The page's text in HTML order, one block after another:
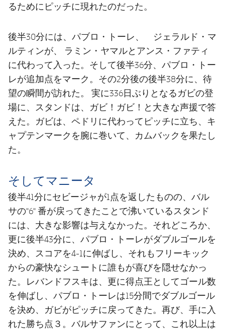
るためにピッチに現れたのだった。
後半30分には、パブロ・トーレ、 ジェラルド・マ
ルティンが、 ラミン・ヤマルとアンス・ファティ
に代わって入った。そして後半36分、パブロ・トー
レが追加点をマーク。その2分後の後半38分に、待
望の瞬間が訪れた。 実に336日ぶりとなるガビの登
場に、スタンドは、ガビ！ガビ！と大きな声援で答
えた。ガビは、ペドリに代わってピッチに立ち、キ
ャプテンマークを腕に巻いて、カムバックを果たし
た。
そしてマニータ
後半41分にセビージャが1点を返したものの、バル
サの"6" 番が戻ってきたことで沸いているスタンド
には、大きな影響は与えなかった。それどころか、
更に後半43分に、パブロ・トーレがダブルゴールを
決め、スコアを4-1に伸ばし、それもフリーキック
からの豪快なシュートに誰もが喜びを隠せなかっ
た。レバンドフスキは、更に得点王としてゴール数
を伸ばし、パブロ・トーレは15分間でダブルゴール
を決め、ガビがピッチに戻ってきた。再び、手に入
れた勝ち点３。バルサファンにとって、これ以上は